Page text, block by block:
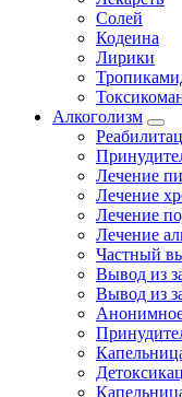
Солей
Кодеина
Лирики
Алкоголизм
Лечение
Лечение
Лечение
Лечение
Частный
Вывод из
Вывод из